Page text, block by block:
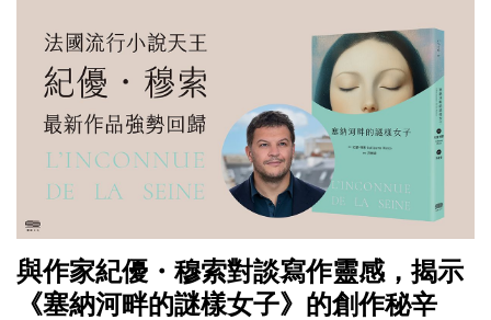
與作家紀優・穆索對談寫作靈感，揭示
《塞納河畔的謎樣女子》的創作秘辛